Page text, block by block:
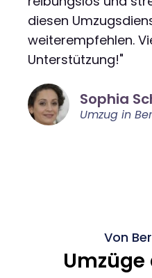
diesen
weiterempfehlen.
Unterstützung!"
Sophia
Umzug in
Von
Umzüge